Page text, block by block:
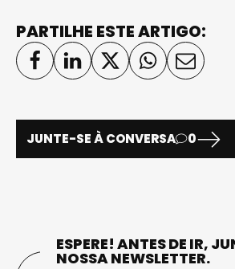
PARTILHE ESTE ARTIGO:
JUNTE-SE À CONVERSA 0
ESPERE! ANTES DE IR,
NOSSA NEWSLETTER.